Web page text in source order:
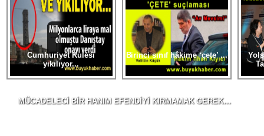
Cumhuriyet Kulesi
yıkılıyor...
Birinci sınıf hâkime ‘çete’ ...
MÜCADELECİ BİR HANIM EFENDİYİ KIRMAMAK GEREK…